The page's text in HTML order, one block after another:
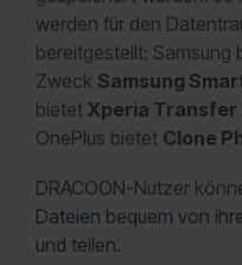
werden für den
bereitgestellt: Samsung
Zweck Samsung
bietet Xperia Transfer
OnePlus bietet Clone
DRACOON-Nutzer
Dateien bequem von
und teilen.